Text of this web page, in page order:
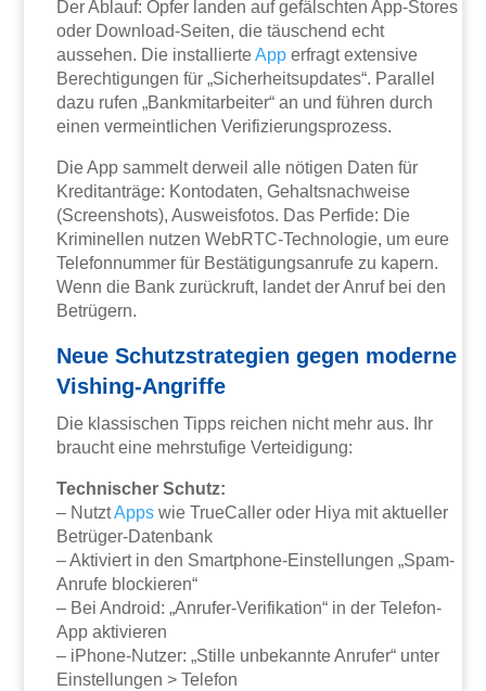
Der Ablauf: Opfer landen auf gefälschten App-Stores
oder Download-Seiten, die täuschend echt
aussehen. Die installierteApp erfragt extensive
Berechtigungen für „Sicherheitsupdates“. Parallel
dazu rufen „Bankmitarbeiter“ an und führen durch
einen vermeintlichen Verifizierungsprozess.
Die App sammelt derweil alle nötigen Daten für
Kreditanträge: Kontodaten, Gehaltsnachweise
(Screenshots), Ausweisfotos. Das Perfide: Die
Kriminellen nutzen WebRTC-Technologie, um eure
Telefonnummer für Bestätigungsanrufe zu kapern.
Wenn die Bank zurückruft, landet der Anruf bei den
Betrügern.
Neue Schutzstrategien gegen moderne
Vishing-Angriffe
Die klassischen Tipps reichen nicht mehr aus. Ihr
braucht eine mehrstufige Verteidigung:
Technischer Schutz:
– NutztApps wie TrueCaller oder Hiya mit aktueller
Betrüger-Datenbank
– Aktiviert in den Smartphone-Einstellungen „Spam-
Anrufe blockieren“
– Bei Android: „Anrufer-Verifikation“ in der Telefon-
App aktivieren
– iPhone-Nutzer: „Stille unbekannte Anrufer“ unter
Einstellungen > Telefon